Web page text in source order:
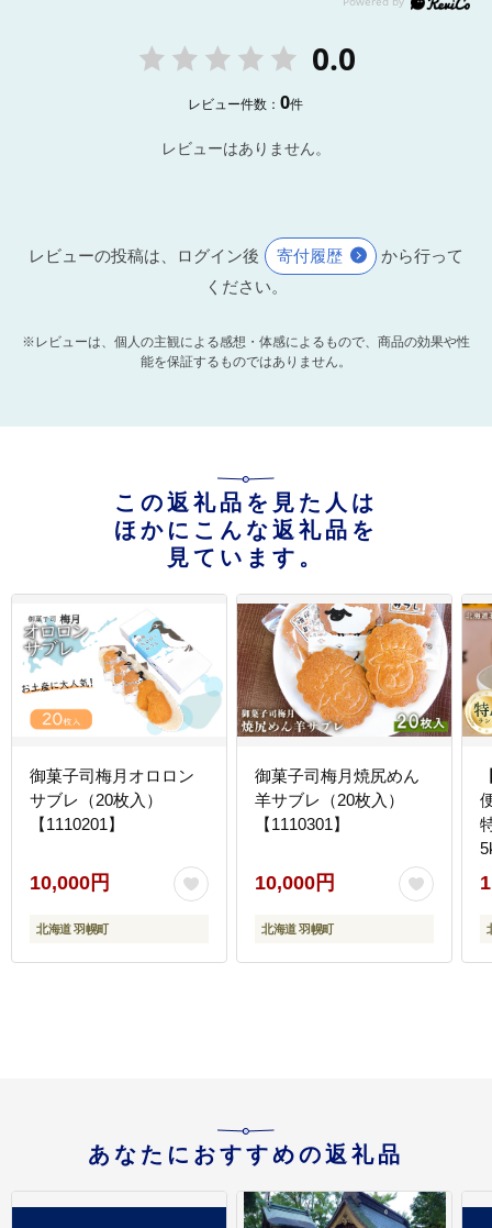
0.0
レビュー件数：0件
レビューはありません。
レビューの投稿は、ログイン後 寄付履歴
から行って
ください。
※レビューは、個人の主観による感想・体感によるもので、商品の効果や性
能を保証するものではありません。
この返礼品を見た人は
ほかにこんな返礼品を
見ています。
御菓子司梅月オロロン
サブレ（20枚入）
【1110201】
10,000円
北海道 羽幌町
御菓子司梅月焼尻めん
羊サブレ（20枚入）
【1110301】
10,000円
北海道 羽幌町
あなたにおすすめの返礼品